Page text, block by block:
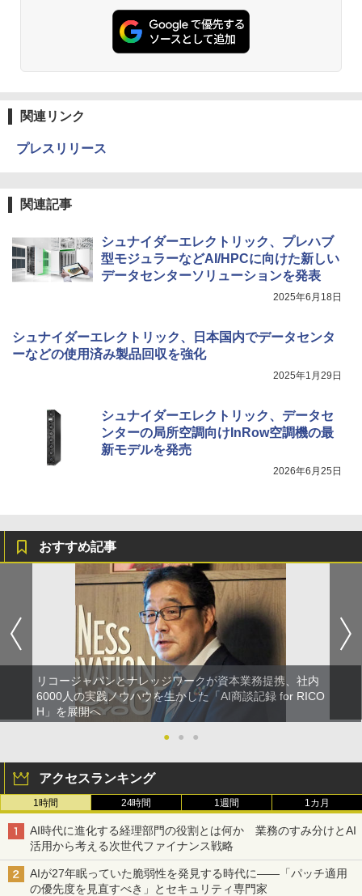
関連リンク
プレスリリース
関連記事
シュナイダーエレクトリック、プレハブ
型モジュラーなどAI/HPCに向けた新しい
データセンターソリューションを発表
2025年6月18日
シュナイダーエレクトリック、日本国内でデータセンタ
ーなどの使用済み製品回収を強化
2025年1月29日
シュナイダーエレクトリック、データセ
ンターの局所空調向けInRow空調機の最
新モデルを発売
2026年6月25日
おすすめ記事
リコージャパンとナレッジワークが資本業務提携、社内
6000人の実践ノウハウを生かした「AI商談記録 for RICO
H」を展開へ
●
● ●
アクセスランキング
1時間 24時間 1週間 1カ月
AI時代に進化する経理部門の役割とは何か 業務のすみ分けとAI
活用から考える次世代ファイナンス戦略
AIが27年眠っていた脆弱性を発見する時代に――「パッチ適用
の優先度を見直すべき」とセキュリティ専門家